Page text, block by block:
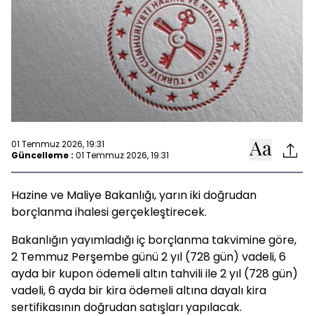
01 Temmuz 2026, 19:31
Güncelleme : 01 Temmuz 2026, 19:31
Hazine ve Maliye Bakanlığı, yarın iki doğrudan
borçlanma ihalesi gerçekleştirecek.
Bakanlığın yayımladığı iç borçlanma takvimine göre,
2 Temmuz Perşembe günü 2 yıl (728 gün) vadeli, 6
ayda bir kupon ödemeli altın tahvili ile 2 yıl (728 gün)
vadeli, 6 ayda bir kira ödemeli altına dayalı kira
sertifikasının doğrudan satışları yapılacak.